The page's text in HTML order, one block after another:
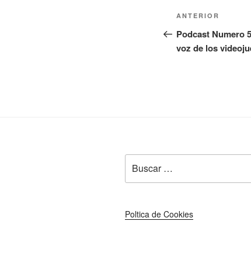
Navegación
de
entradas
Entrada
anterior:
ANTERIOR
Podcast Numero
voz de los
por:
Poltica de Cookies